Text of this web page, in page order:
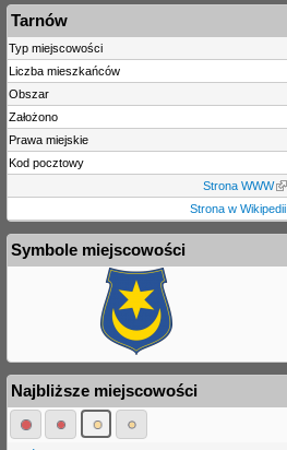
Tarnów
Typ miejscowości
Liczba mieszkańców
Obszar
Założono
Prawa miejskie
Kod pocztowy
Strona WWW
Strona w Wikipedii
Symbole miejscowości
Najbliższe miejscowości